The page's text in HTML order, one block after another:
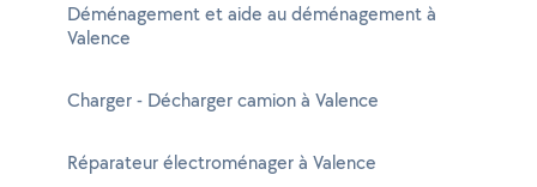
Déménagement et aide au déménagement à
Valence
Charger - Décharger camion à Valence
Réparateur électroménager à Valence